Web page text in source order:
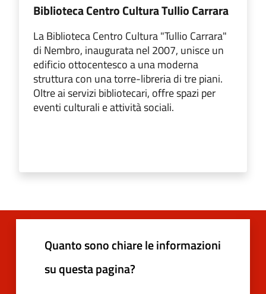
Biblioteca Centro Cultura Tullio Carrara
​La Biblioteca Centro Cultura "Tullio Carrara"
di Nembro, inaugurata nel 2007, unisce un
edificio ottocentesco a una moderna
struttura con una torre-libreria di tre piani.
Oltre ai servizi bibliotecari, offre spazi per
eventi culturali e attività sociali.
Quanto sono chiare le informazioni
su questa pagina?